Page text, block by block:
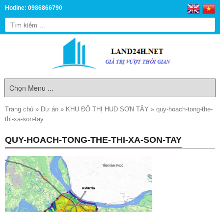
Hotline: 0986866790
Trang chủ » Dự án » KHU ĐÔ THỊ HUD SƠN TÂY » quy-hoach-tong-the-
thi-xa-son-tay
QUY-HOACH-TONG-THE-THI-XA-SON-TAY